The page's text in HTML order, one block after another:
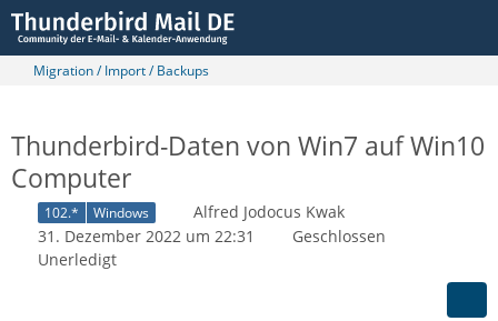
Migration / Import / Backups
Thunderbird-Daten von Win7 auf Win10
Computer
102.* Windows
Alfred Jodocus Kwak
31. Dezember 2022 um 22:31
Geschlossen
Unerledigt